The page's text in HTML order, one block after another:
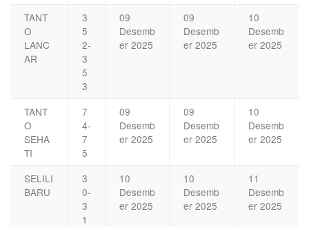
TANT
O
LANC
AR
3
5
2-
3
5
3
09
Desemb
er 2025
09
Desemb
er 2025
10
Desemb
er 2025
TANT
O
SEHA
TI
7
4-
7
5
09
Desemb
er 2025
09
Desemb
er 2025
10
Desemb
er 2025
SELILI
BARU
3
0-
3
1
10
Desemb
er 2025
10
Desemb
er 2025
11
Desemb
er 2025